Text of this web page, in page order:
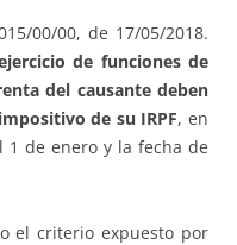
00/00, de 17/05/2018.
de funciones de
del causante deben
de su IRPF, en
de enero y la fecha de
el criterio expuesto por